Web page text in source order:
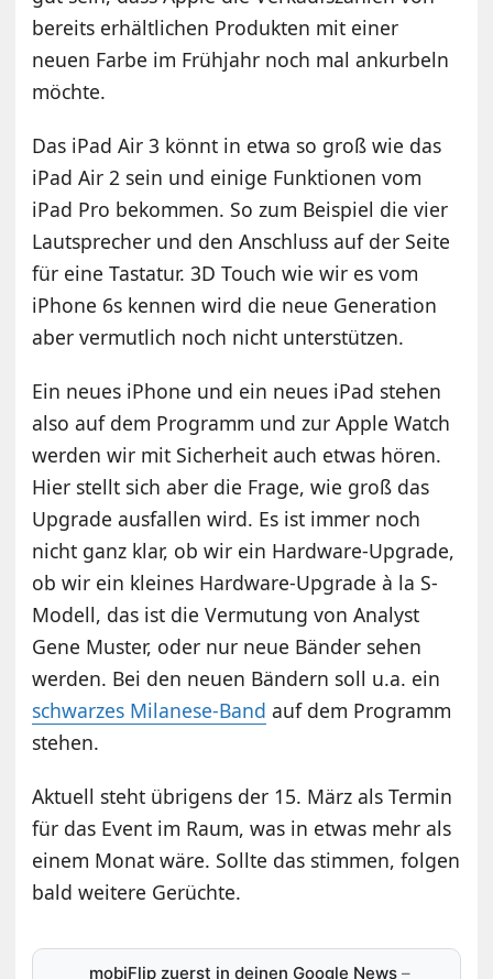
bereits erhältlichen Produkten mit einer
neuen Farbe im Frühjahr noch mal ankurbeln
möchte.
Das iPad Air 3 könnt in etwa so groß wie das
iPad Air 2 sein und einige Funktionen vom
iPad Pro bekommen. So zum Beispiel die vier
Lautsprecher und den Anschluss auf der Seite
für eine Tastatur. 3D Touch wie wir es vom
iPhone 6s kennen wird die neue Generation
aber vermutlich noch nicht unterstützen.
Ein neues iPhone und ein neues iPad stehen
also auf dem Programm und zur Apple Watch
werden wir mit Sicherheit auch etwas hören.
Hier stellt sich aber die Frage, wie groß das
Upgrade ausfallen wird. Es ist immer noch
nicht ganz klar, ob wir ein Hardware-Upgrade,
ob wir ein kleines Hardware-Upgrade à la S-
Modell, das ist die Vermutung von Analyst
Gene Muster, oder nur neue Bänder sehen
werden. Bei den neuen Bändern soll u.a. ein
schwarzes Milanese-Band auf dem Programm
stehen.
Aktuell steht übrigens der 15. März als Termin
für das Event im Raum, was in etwas mehr als
einem Monat wäre. Sollte das stimmen, folgen
bald weitere Gerüchte.
mobiFlip zuerst in deinen Google News –